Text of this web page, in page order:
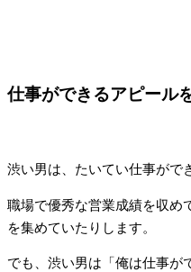
仕事ができるアピール
渋い男は、たいてい仕事がで
職場で優秀な営業成績を収め
を集めていたりします。
でも、渋い男は「俺は仕事が